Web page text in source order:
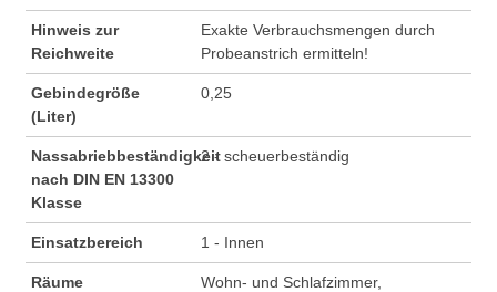
Hinweis zur
Reichweite
Exakte Verbrauchsmengen durch
Probeanstrich ermitteln!
Gebindegröße
(Liter)
0,25
Nassabriebbeständigkeit
nach DIN EN 13300
Klasse
2 - scheuerbeständig
Einsatzbereich 1 - Innen
Räume
Wohn- und Schlafzimmer,